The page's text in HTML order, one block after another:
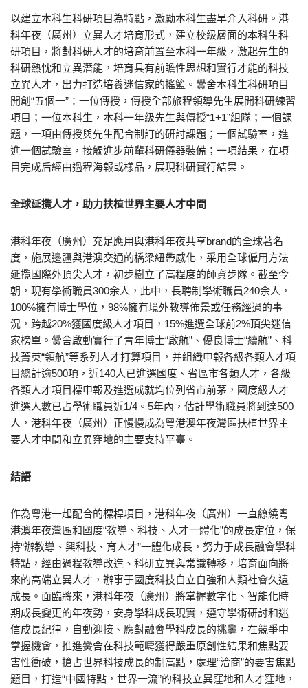
以建立本科生科研項目為特點，激勵本科生盡早介入科研。港
科年夜（廣州）立異人才培育形式，建立校級層面的本科生科
研項目，將對科研人才的培育前置至本科一年級，激起先生的
科研熱忱和立異潛能，培育具有前瞻性思想和實行才能的科技
立異人才，出力打造培養迷信家的搖籃。黌舍本科生科研項目
開創“五個一”：一位傳授，傳授全部旅程領導先生展開科研練習
項目；一位本科生，本科一年級先生與傳授“1+1”組隊；一個課
題，一項由傳授與先生配合制訂的研討課題；一個試驗室，進
進一個試驗室，接觸進步前輩科研儀器裝備；一項結果，在項
目完成后經由過程海報或樣品，展現科研實行結果。
全球延攬人才，助力扶植世界主要人才中間
港科年夜（廣州）充足應用與港科年夜共享brand的全球著名
度，施展邊疆與港澳交通的橋梁紐帶感化，采用全球僱用方法
延攬國際外頂尖人才，初步樹立了高程度的師資步隊。截至今
朝，現有學術職員300余人，此中，長聘制學術職員240余人，
100%擁有博士學位，98%擁有境外教導佈景或任務經過的事
況，跨越20%獲國度級人才項目，15%進選全球前2%頂尖迷信
家榜單。黌舍啟動實行了青年博士“啟航”、優良博士“續航”、科
技菁英“領航”等系列人才打算項目，并組織申報各級各類人才項
目總計逾500項，近140人已進選國度、省區市各類人才，各級
各類人才項目標申報及進選成就均位列省市前茅，國度級人才
進選人數已占學術職員近1/4。5年內，估計學術職員將到達500
人，港科年夜（廣州）正慢慢成為粵港澳年夜灣區扶植世界主
要人才中間和立異窪地的主要支持平臺。
結語
作為粵港一起配合的標桿項目，港科年夜（廣州）一直繚繞粵
港澳年夜灣區和國度“教導、科技、人才一體化”的成長定位，保
持“辦教導、興科技、育人才”一體化成長，努力于成長融會學科
特點，經由過程教導改造、科研立異與常識轉移，培育面向將
來的高端立異人才，辦事于國度科技自立自強和人類社會久遠
成長。面臨將來，港科年夜（廣州）將掌握數字化、智能化時
期成長變更的年夜勢，安身學科成長現實，遵守學術研討和迷
信成長紀律，自動迎接、應對融會學科成長的挑釁，在競爭中
掌握機會，推進黌舍在科技範疇獲得嚴重原創性結果和焦點要
害性衝破，搶占世界科技成長的制高點，處理“洽商”的要害焦點
題目，打造“中國特點，世界一流”的科技立異窪地和人才窪地，